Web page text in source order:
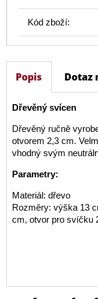
Kód zboží:
Popis Dotaz
Dřevěný svícen
Dřevěný ručně
otvorem 2,3 cm.
vhodný svým
Parametry:
Materiál: dřevo
Rozměry: výška 13
cm, otvor pro svíčku